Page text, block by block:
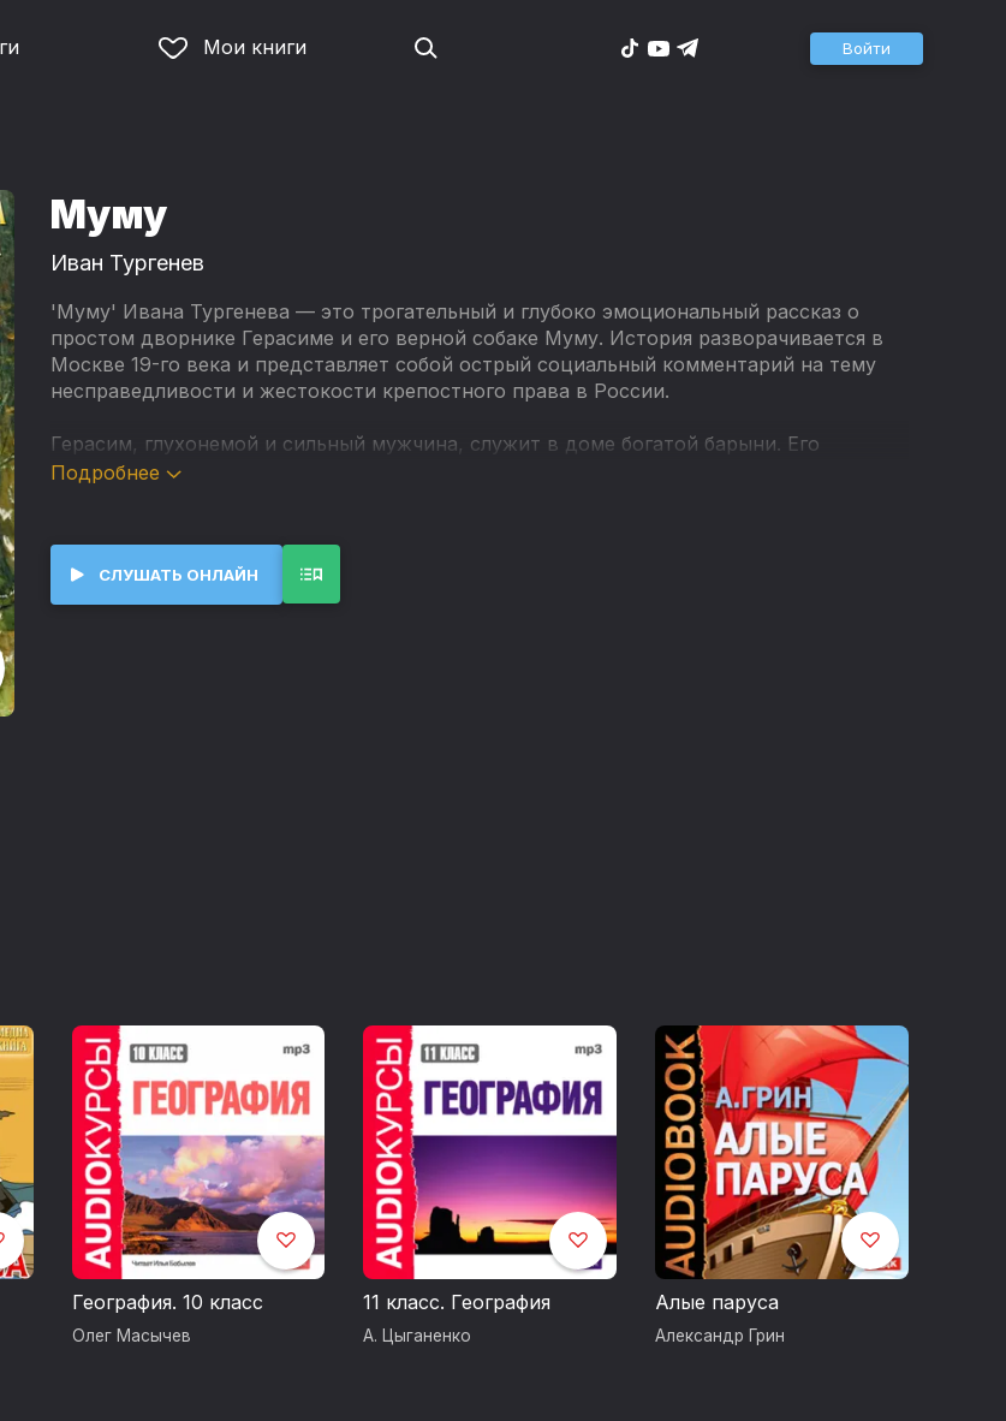
Мои книги Войти
Муму
Иван Тургенев
'Муму' Ивана Тургенева — это трогательный и глубоко эмоциональный рассказ о
простом дворнике Герасиме и его верной собаке Муму. История разворачивается в
Москве 19-го века и представляет собой острый социальный комментарий на тему
несправедливости и жестокости крепостного права в России.
Герасим, глухонемой и сильный мужчина, служит в доме богатой барыни. Его
единственным другом и радостью в жизни становится собака Муму. Однако их
высшего общества.
Слушая аудиокнигу 'Муму', читатели погружаются в мир, где глубокие человеческие
Подробнее
СЛУШАТЬ ОНЛАЙН
География. 10 класс
Олег Масычев
11 класс. География
А. Цыганенко
Алые паруса
Александр Грин